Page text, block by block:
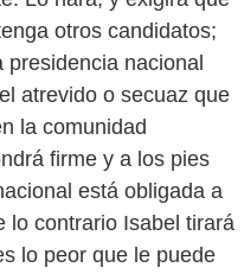
otros candidatos;
nacional
atrevido o secuaz que
la comunidad
firme y a los pies
está obligada a
lo contrario Isabel tirará
lo peor que le puede